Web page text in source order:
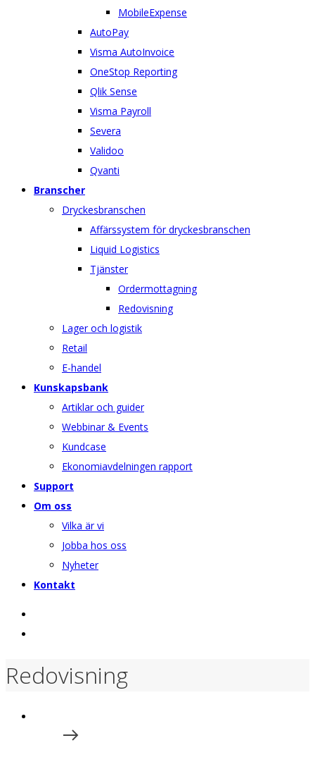
MobileExpense
AutoPay
Visma AutoInvoice
OneStop Reporting
Qlik Sense
Visma Payroll
Severa
Validoo
Qvanti
Branscher
Dryckesbranschen
Affärssystem för dryckesbranschen
Liquid Logistics
Tjänster
Ordermottagning
Redovisning
Lager och logistik
Retail
E-handel
Kunskapsbank
Artiklar och guider
Webbinar & Events
Kundcase
Ekonomiavdelningen rapport
Support
Om oss
Vilka är vi
Jobba hos oss
Nyheter
Kontakt
Redovisning